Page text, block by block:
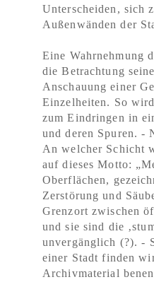
Unterscheiden, sich
Außenwänden der
Eine Wahrnehmung
die Betrachtung
Anschauung einer
Einzelheiten. So
zum Eindringen in
und deren Spuren. -
An welcher Schicht
auf dieses Motto:
Oberflächen,
Zerstörung und
Grenzort zwischen
und sie sind die
unvergänglich (?). -
einer Stadt finden
Archivmaterial